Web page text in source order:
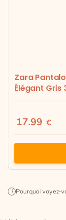
Zara
Élégant Gris
17.99 €
i Pourquoi voyez-